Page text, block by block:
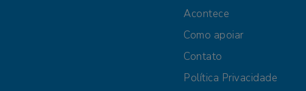
Acontece
Como apoiar
Contato
Política Privacidade